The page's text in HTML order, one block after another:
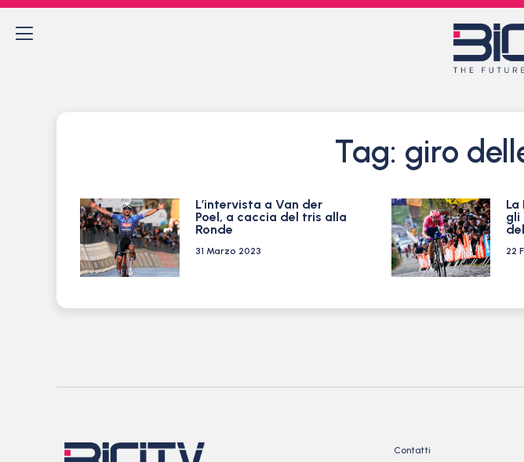
Tag: giro
L’intervista a Van der
Poel, a caccia del tris alla
Ronde
31 Marzo 2023
La
gli
22
Contatti